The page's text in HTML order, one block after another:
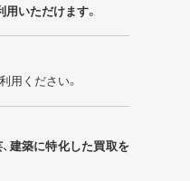
いただけます。
用ください。
建築に特化した買取を